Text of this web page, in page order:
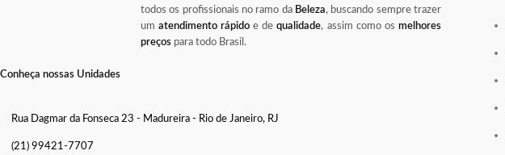
todos os profissionais no ramo da Beleza, buscando sempre trazer
um atendimento rápido e dequalidade, assim como os melhores
preçospara todo Brasil.
Conheça nossas Unidades
Rua Dagmar da Fonseca 23 - Madureira - Rio de Janeiro, RJ
(21) 99421-7707